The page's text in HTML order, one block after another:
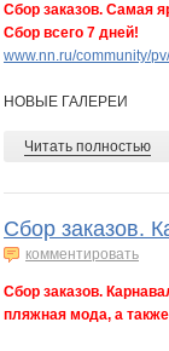
Сбор заказов. Самая
Сбор всего 7 дней!
www.nn.ru/community/
НОВЫЕ ГАЛЕРЕИ
Читать полностью
Сбор заказов.
комментировать
Сбор заказов.
пляжная мода, а